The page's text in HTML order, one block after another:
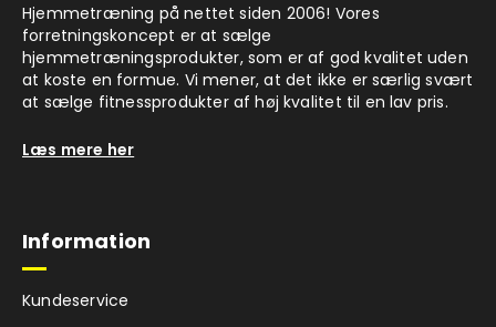
Hjemmetræning på nettet siden 2006! Vores
forretningskoncept er at sælge
hjemmetræningsprodukter, som er af god kvalitet uden
at koste en formue. Vi mener, at det ikke er særlig svært
at sælge fitnessprodukter af høj kvalitet til en lav pris.
Læs mere her
Information
Kundeservice